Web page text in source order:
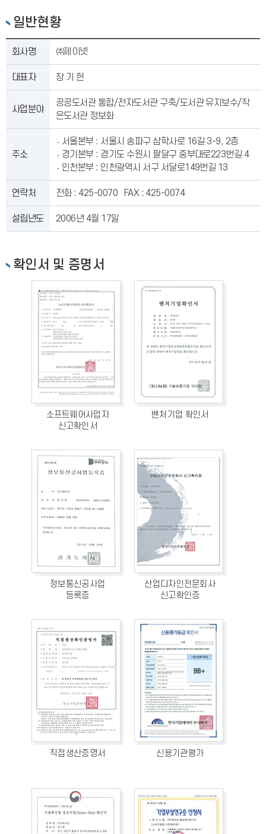
일반현황
회사명 ㈜제이넷
대표자 장 기 헌
사업분야
공공도서관 통합/전자도서관 구축/도서관 유지보수/작
은도서관 정보화
주소
서울본부 : 서울시 송파구 삼학사로 16길 3-9, 2층
경기본부 : 경기도 수원시 팔달구 중부대로223번길 4
인천본부 : 인천광역시 서구 서달로149번길 13
연락처 전화 : 425-0070 FAX : 425-0074
설립년도 2006년 4월 17일
확인서 및 증명서
소프트웨어사업자
신고확인서
벤처기업 확인서
정보통신공사업
등록증
산업디자인전문회사
신고확인증
직접생산증명서 신용기관평가